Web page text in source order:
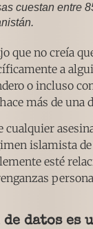
cuestan entre
que no creía
a
o incluso
más de una
cualquier
islamista
esté
datos es